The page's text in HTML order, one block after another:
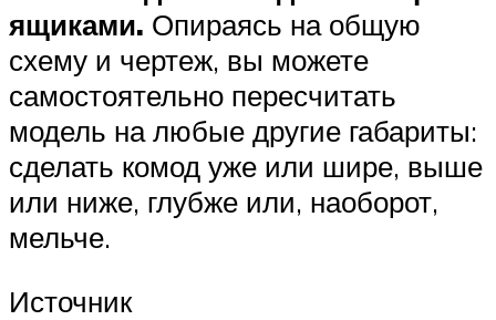
ящиками. Опираясь на общую
схему и чертеж, вы можете
самостоятельно пересчитать
модель на любые другие габариты:
сделать комод уже или шире, выше
или ниже, глубже или, наоборот,
мельче.
Источник